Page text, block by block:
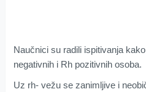
Naučnici su radili ispitivanja
negativnih i Rh pozitivnih osoba.
Uz rh- vežu se zanimljive i